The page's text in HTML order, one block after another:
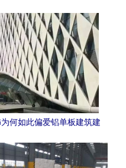
何如此偏爱铝单板建筑建